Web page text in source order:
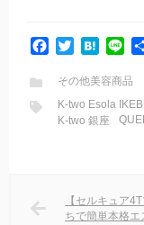
i
t
t
H
t
e
n
n
e
その他美容商品
K-two Esola
K-two 銀座
【セルキュア
ちで簡単本格エ